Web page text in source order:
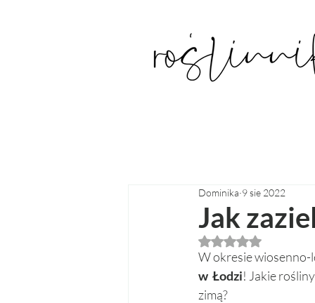
Jak
Dominika 9 sie 2022
Oceniono na NaN
W okresie wiosenno-
w  Łodzi! Jakie
zimą?